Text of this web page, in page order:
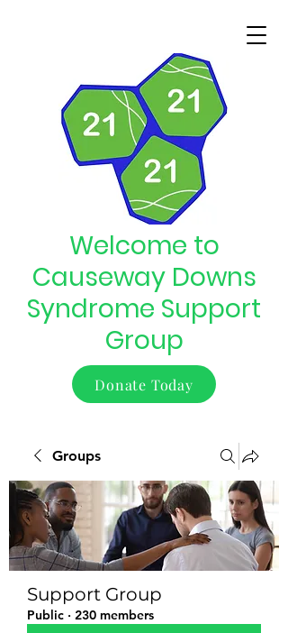
Welcome to
Causeway Downs
Syndrome Support
Group
Donate Today
Groups
Support Group
Public · 230 members